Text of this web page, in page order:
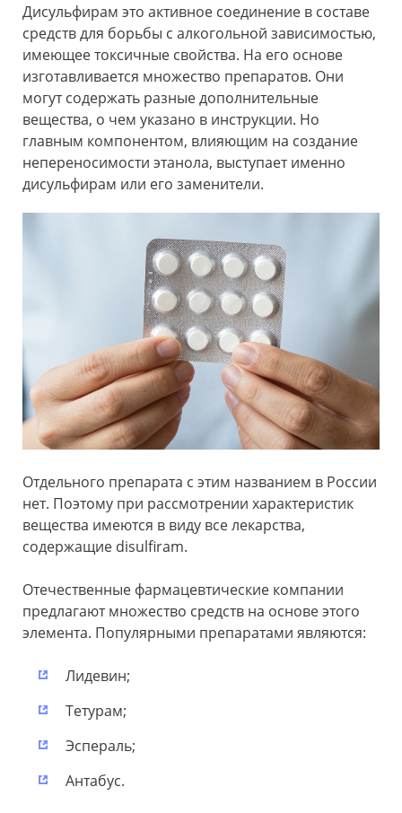
Дисульфирам это активное соединение в составе
средств для борьбы с алкогольной зависимостью,
имеющее токсичные свойства. На его основе
изготавливается множество препаратов. Они
могут содержать разные дополнительные
вещества, о чем указано в инструкции. Но
главным компонентом, влияющим на создание
непереносимости этанола, выступает именно
дисульфирам или его заменители.
Отдельного препарата с этим названием в России
нет. Поэтому при рассмотрении характеристик
вещества имеются в виду все лекарства,
содержащие disulfiram.
Отечественные фармацевтические компании
предлагают множество средств на основе этого
элемента. Популярными препаратами являются:
Лидевин;
Тетурам;
Эспераль;
Антабус.